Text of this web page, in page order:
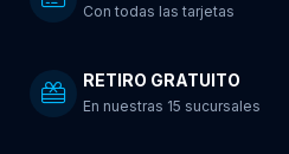
Con todas las tarjetas
RETIRO GRATUITO
En nuestras 15 sucursales